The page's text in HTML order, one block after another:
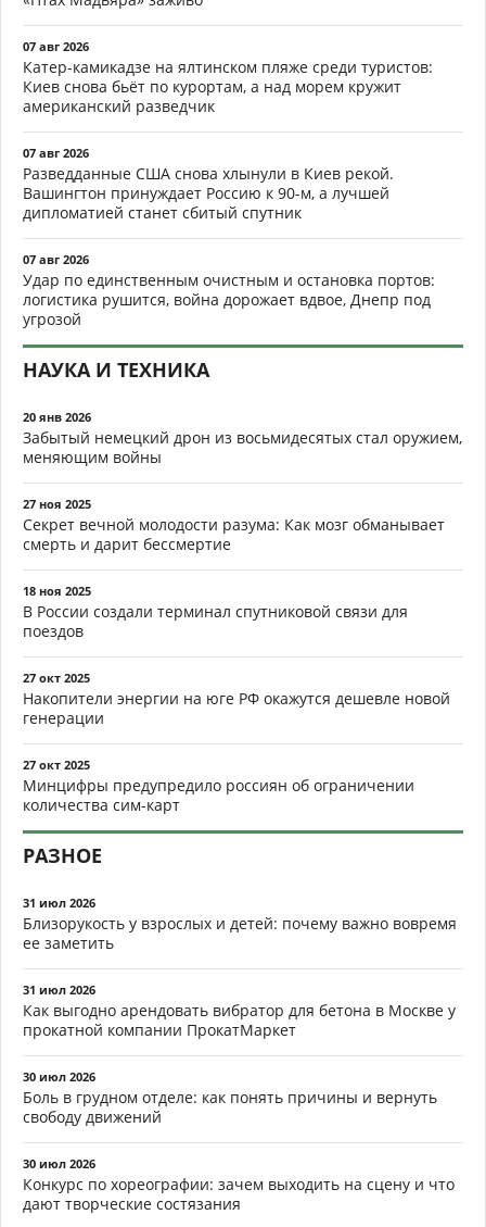
07 авг 2026
Катер-камикадзе на ялтинском пляже среди туристов:
Киев снова бьёт по курортам, а над морем кружит
американский разведчик
07 авг 2026
Разведданные США снова хлынули в Киев рекой.
Вашингтон принуждает Россию к 90-м, а лучшей
дипломатией станет сбитый спутник
07 авг 2026
Удар по единственным очистным и остановка портов:
логистика рушится, война дорожает вдвое, Днепр под
угрозой
НАУКА И ТЕХНИКА
20 янв 2026
Забытый немецкий дрон из восьмидесятых стал оружием,
меняющим войны
27 ноя 2025
Секрет вечной молодости разума: Как мозг обманывает
смерть и дарит бессмертие
18 ноя 2025
В России создали терминал спутниковой связи для
поездов
27 окт 2025
Накопители энергии на юге РФ окажутся дешевле новой
генерации
27 окт 2025
Минцифры предупредило россиян об ограничении
количества сим-карт
РАЗНОЕ
31 июл 2026
Близорукость у взрослых и детей: почему важно вовремя
ее заметить
31 июл 2026
Как выгодно арендовать вибратор для бетона в Москве у
прокатной компании ПрокатМаркет
30 июл 2026
Боль в грудном отделе: как понять причины и вернуть
свободу движений
30 июл 2026
Конкурс по хореографии: зачем выходить на сцену и что
дают творческие состязания